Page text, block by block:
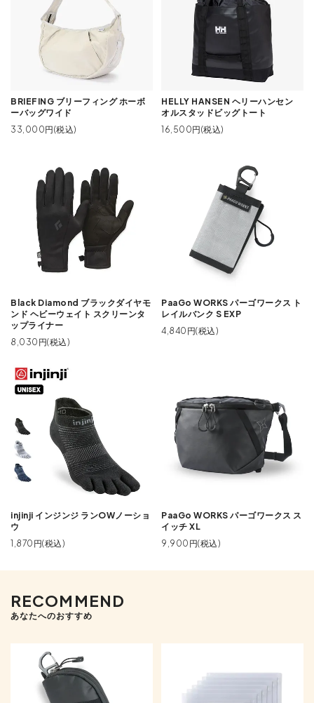
BRIEFING ブリーフィング ホーボ
ーバッグワイド
33,000円(税込)
HELLY HANSEN ヘリーハンセン
オルスタッドビッグトート
16,500円(税込)
Black Diamond ブラックダイヤモ
ンド ヘビーウェイト スクリーンタ
ップライナー
8,030円(税込)
PaaGo WORKS パーゴワークス ト
レイルバンク S EXP
4,840円(税込)
injinji インジンジ ランOWノーショ
ウ
1,870円(税込)
PaaGo WORKS パーゴワークス ス
イッチ XL
9,900円(税込)
RECOMMEND
あなたへのおすすめ